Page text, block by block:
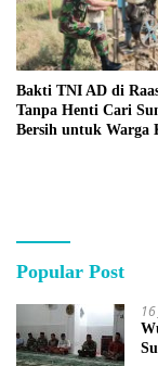
Bakti TNI AD di
Tanpa Henti Cari
Bersih untuk Warga
Popular Post